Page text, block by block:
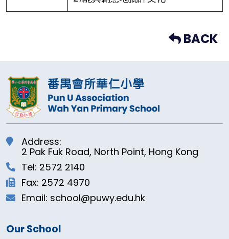
BACK
Address:
2 Pak Fuk Road, North Point, Hong Kong
Tel: 2572 2140
Fax: 2572 4970
Email: school@puwy.edu.hk
Our School